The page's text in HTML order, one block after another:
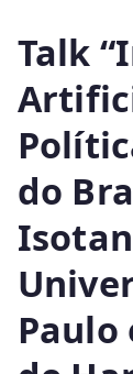
Talk
do
Paulo